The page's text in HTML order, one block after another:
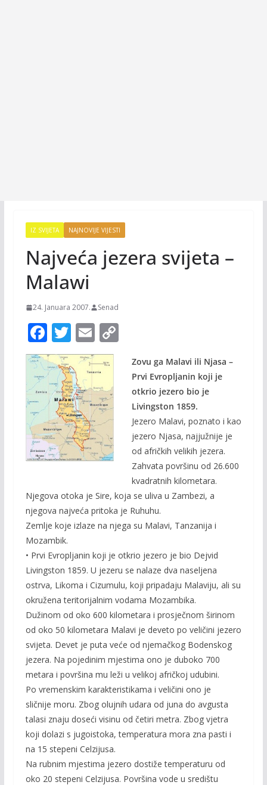
IZ SVIJETA NAJNOVIJE VIJESTI
Najveća jezera svijeta –
Malawi
24. Januara 2007. Senad
F
ac
e
b
o
o
k
T
w
itt
er
E
m
ai
l
C
Li
Zovu ga Malavi ili Njasa –
Prvi Evropljanin koji je
otkrio jezero bio je
Livingston 1859.
Jezero Malavi, poznato i kao
jezero Njasa, najjužnije je
od afričkih velikih jezera.
Zahvata površinu od 26.600
kvadratnih kilometara.
Njegova otoka je Sire, koja se uliva u Zambezi, a
njegova najveća pritoka je Ruhuhu.
Zemlje koje izlaze na njega su Malavi, Tanzanija i
Mozambik.
• Prvi Evropljanin koji je otkrio jezero je bio Dejvid
Livingston 1859. U jezeru se nalaze dva naseljena
ostrva, Likoma i Cizumulu, koji pripadaju Malaviju, ali su
okružena teritorijalnim vodama Mozambika.
Dužinom od oko 600 kilometara i prosječnom širinom
od oko 50 kilometara Malavi je deveto po veličini jezero
svijeta. Devet je puta veće od njemačkog Bodenskog
jezera. Na pojedinim mjestima ono je duboko 700
metara i površina mu leži u velikoj afričkoj udubini.
Po vremenskim karakteristikama i veličini ono je
sličnije moru. Zbog olujnih udara od juna do avgusta
talasi znaju doseći visinu od četiri metra. Zbog vjetra
koji dolazi s jugoistoka, temperatura mora zna pasti i
na 15 stepeni Celzijusa.
Na rubnim mjestima jezero dostiže temperaturu od
oko 20 stepeni Celzijusa. Površina vode u središtu